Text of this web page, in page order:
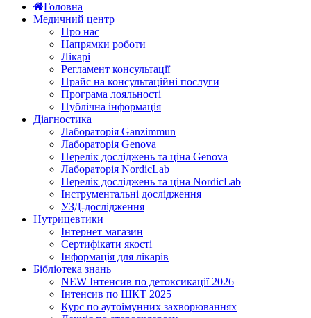
Головна
Медичний центр
Про нас
Напрямки роботи
Лікарі
Регламент консультації
Прайс на консультаційні послуги
Програма лояльності
Публічна інформація
Діагностика
Лабораторія Ganzimmun
Лабораторія Genova
Перелік досліджень та ціна Genova
Лабораторія NordicLab
Перелік досліджень та ціна NordicLab
Інструментальні дослідження
УЗД-дослідження
Нутрицевт​ики
Інтернет магазин
Сертифікати якості
Інформація для лікарів
Бібліотека знань
NEW Інтенсив по детоксикації 2026
Інтенсив по ШКТ 2025
Курс по аутоімунних захворюваннях